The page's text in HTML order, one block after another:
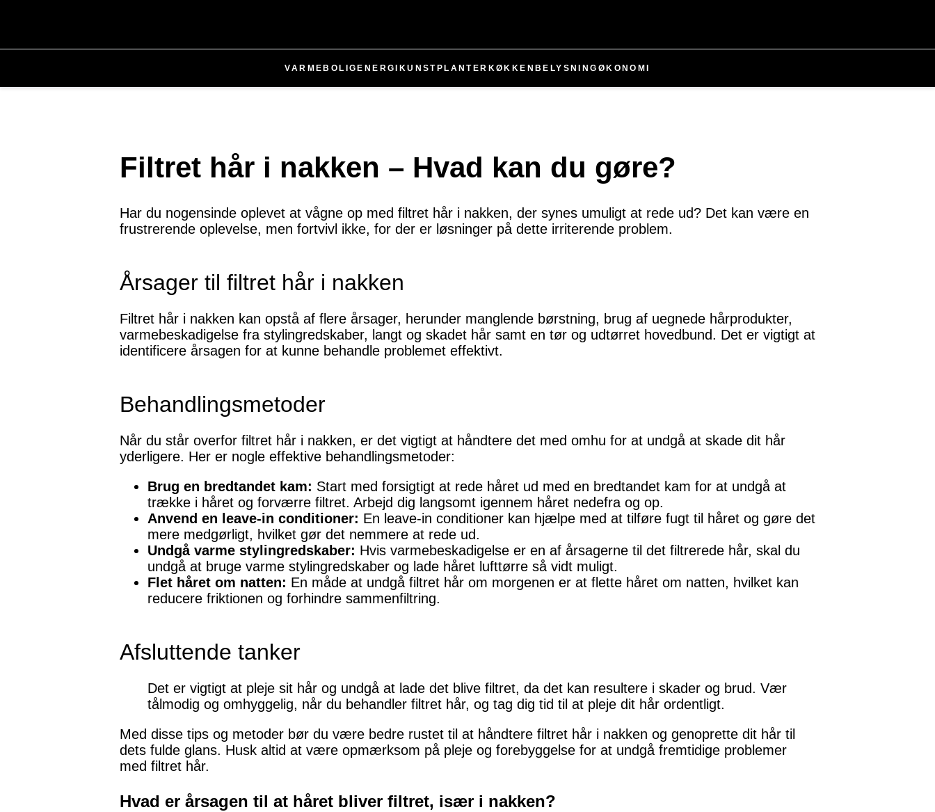
VARME BOLIG ENERGI KUNST PLANTER KØKKEN BELYSNING ØKONOMI
Filtret hår i nakken – Hvad kan du gøre?
Har du nogensinde oplevet at vågne op med filtret hår i nakken, der synes umuligt at rede ud? Det kan være en
frustrerende oplevelse, men fortvivl ikke, for der er løsninger på dette irriterende problem.
Årsager til filtret hår i nakken
Filtret hår i nakken kan opstå af flere årsager, herunder manglende børstning, brug af uegnede hårprodukter,
varmebeskadigelse fra stylingredskaber, langt og skadet hår samt en tør og udtørret hovedbund. Det er vigtigt at
identificere årsagen for at kunne behandle problemet effektivt.
Behandlingsmetoder
Når du står overfor filtret hår i nakken, er det vigtigt at håndtere det med omhu for at undgå at skade dit hår
yderligere. Her er nogle effektive behandlingsmetoder:
Brug en bredtandet kam: Start med forsigtigt at rede håret ud med en bredtandet kam for at undgå at
trække i håret og forværre filtret. Arbejd dig langsomt igennem håret nedefra og op.
Anvend en leave-in conditioner: En leave-in conditioner kan hjælpe med at tilføre fugt til håret og gøre det
mere medgørligt, hvilket gør det nemmere at rede ud.
Undgå varme stylingredskaber: Hvis varmebeskadigelse er en af årsagerne til det filtrerede hår, skal du
undgå at bruge varme stylingredskaber og lade håret lufttørre så vidt muligt.
Flet håret om natten: En måde at undgå filtret hår om morgenen er at flette håret om natten, hvilket kan
reducere friktionen og forhindre sammenfiltring.
Afsluttende tanker
Det er vigtigt at pleje sit hår og undgå at lade det blive filtret, da det kan resultere i skader og brud. Vær
tålmodig og omhyggelig, når du behandler filtret hår, og tag dig tid til at pleje dit hår ordentligt.
Med disse tips og metoder bør du være bedre rustet til at håndtere filtret hår i nakken og genoprette dit hår til
dets fulde glans. Husk altid at være opmærksom på pleje og forebyggelse for at undgå fremtidige problemer
med filtret hår.
Hvad er årsagen til at håret bliver filtret, især i nakken?